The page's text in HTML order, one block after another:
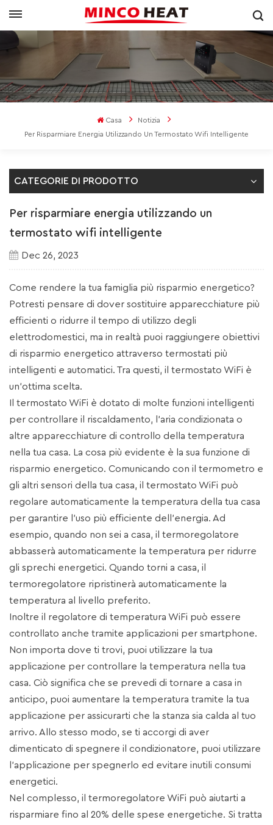
Casa
Notizia
Per Risparmiare Energia Utilizzando Un Termostato Wifi Intelligente
CATEGORIE DI PRODOTTO
Per risparmiare energia utilizzando un
termostato wifi intelligente
Dec 26, 2023
Come rendere la tua famiglia più risparmio energetico?
Potresti pensare di dover sostituire apparecchiature più
efficienti o ridurre il tempo di utilizzo degli
elettrodomestici, ma in realtà puoi raggiungere obiettivi
di risparmio energetico attraverso termostati più
intelligenti e automatici. Tra questi, il termostato WiFi è
un'ottima scelta.
Il termostato WiFi è dotato di molte funzioni intelligenti
per controllare il riscaldamento, l'aria condizionata o
altre apparecchiature di controllo della temperatura
nella tua casa. La cosa più evidente è la sua funzione di
risparmio energetico. Comunicando con il termometro e
gli altri sensori della tua casa, il termostato WiFi può
regolare automaticamente la temperatura della tua casa
per garantire l'uso più efficiente dell'energia. Ad
esempio, quando non sei a casa, il termoregolatore
abbasserà automaticamente la temperatura per ridurre
gli sprechi energetici. Quando torni a casa, il
termoregolatore ripristinerà automaticamente la
temperatura al livello preferito.
Inoltre il regolatore di temperatura WiFi può essere
controllato anche tramite applicazioni per smartphone.
Non importa dove ti trovi, puoi utilizzare la tua
applicazione per controllare la temperatura nella tua
casa. Ciò significa che se prevedi di tornare a casa in
anticipo, puoi aumentare la temperatura tramite la tua
applicazione per assicurarti che la stanza sia calda al tuo
arrivo. Allo stesso modo, se ti accorgi di aver
dimenticato di spegnere il condizionatore, puoi utilizzare
l'applicazione per spegnerlo ed evitare inutili consumi
energetici.
Nel complesso, il termoregolatore WiFi può aiutarti a
risparmiare fino al 20% delle spese energetiche. Si tratta